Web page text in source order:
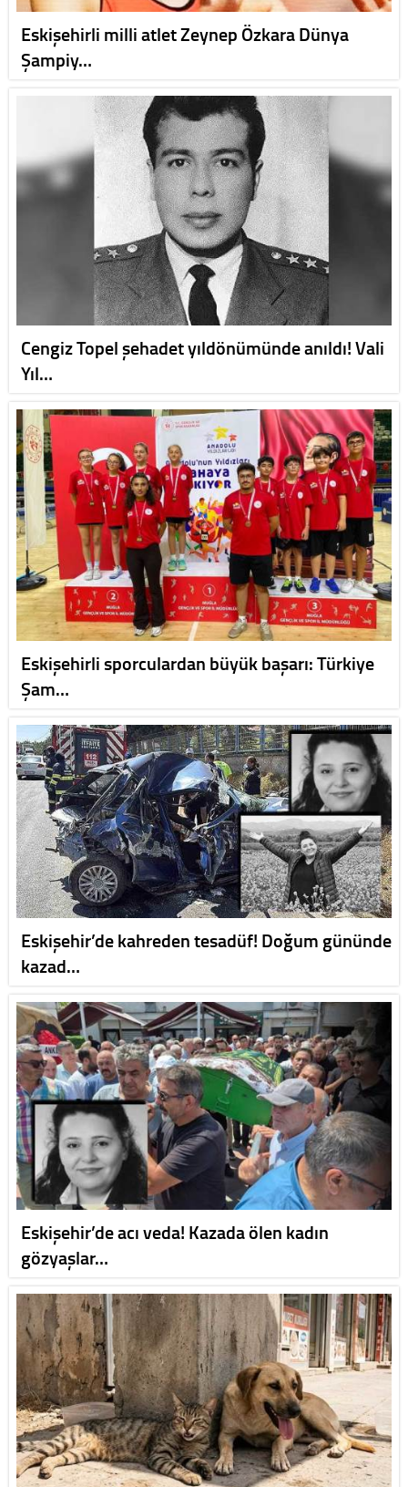
Eskişehirli milli atlet Zeynep Özkara Dünya
Şampiy…
Cengiz Topel şehadet yıldönümünde anıldı! Vali
Yıl…
Eskişehirli sporculardan büyük başarı: Türkiye
Şam…
Eskişehir’de kahreden tesadüf! Doğum gününde
kazad…
Eskişehir’de acı veda! Kazada ölen kadın
gözyaşlar…